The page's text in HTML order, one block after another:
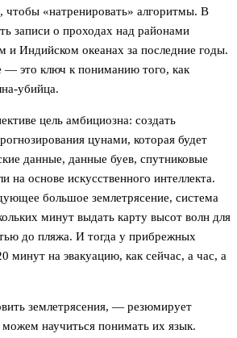
чтобы «натренировать» алгоритмы. В
записи о проходах над районами
и Индийском океанах за последние годы.
— это ключ к пониманию того, как
убийца.
цель амбициозна: создать
цунами, которая будет
данные, данные буев, спутниковые
на основе искусственного интеллекта.
большое землетрясение, система
минут выдать карту высот волн для
до пляжа. И тогда у прибрежных
минут на эвакуацию, как сейчас, а час, а
землетрясения, — резюмирует
научиться понимать их язык.